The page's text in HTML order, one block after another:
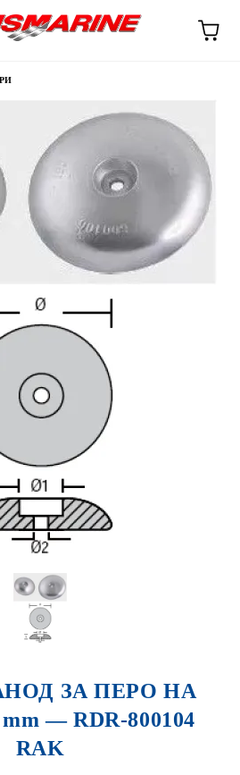
ЗА ПЕРО НА
— RDR-800104
RAK